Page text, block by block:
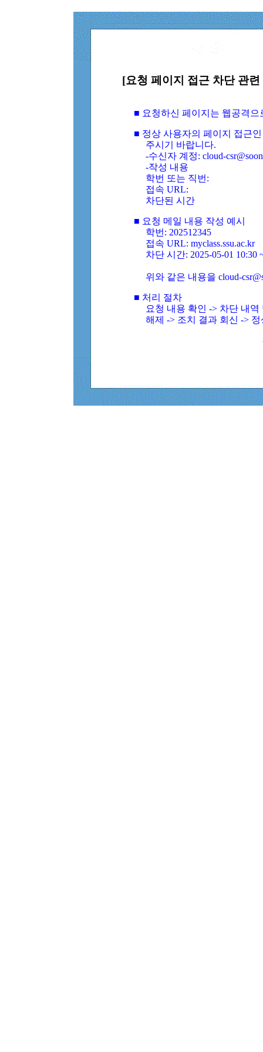
[요청 페이지 접근 차단 관
■ 요청하신 페이지는 웹공격
■ 정상 사용자의 페이지 접근
주시기 바랍니다.
-수신자 계정: cloud-
-작성 내용
학번 또는 직번:
접속 URL:
차단된 시간
■ 요청 메일 내용 작성 예시
학번: 202512345
접속 URL: myclass.ssu.ac.kr
차단 시간: 2025-05-01 10:30
위와 같은 내용을 cloud-
■ 처리 절차
요청 내용 확인 -> 차단 내
해제 -> 조치 결과 회신 ->